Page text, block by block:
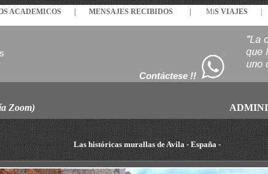
ACADEMICOS | MENSAJES RECIBIDOS MiS VIAJES
Contáctese !!
Zoom)
Las históricas murallas de Avila - España -